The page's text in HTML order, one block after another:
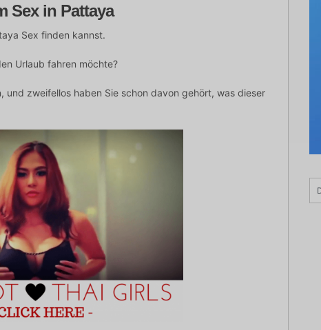
Sex in Pattaya
Sex finden kannst.
Urlaub fahren möchte?
und zweifellos haben Sie schon davon gehört, was dieser